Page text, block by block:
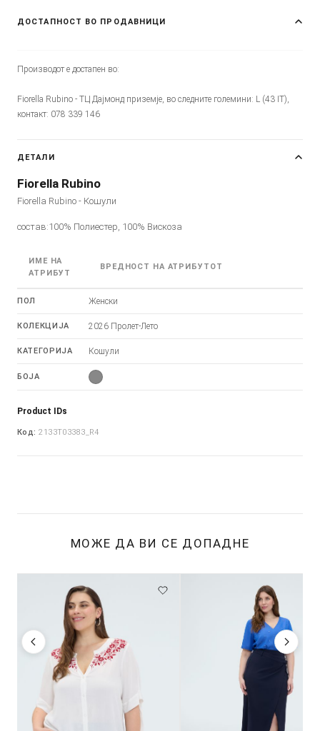
ДОСТАПНОСТ ВО ПРОДАВНИЦИ
Производот е достапен во:
Fiorella Rubino - ТЦ Дајмонд приземје, во следните големини: L (43 IT),
контакт: 078 339 146
ДЕТАЛИ
Fiorella Rubino
Fiorella Rubino - Кошули
состав:100% Полиестер, 100% Вискоза
ИМЕ НА
АТРИБУТ
ВРЕДНОСТ НА АТРИБУТОТ
ПОЛ Женски
КОЛЕКЦИЈА 2026 Пролет-Лето
КАТЕГОРИЈА Кошули
БОЈА
Product IDs
Код: 2133T03383_R4
МОЖЕ ДА ВИ СЕ ДОПАДНЕ